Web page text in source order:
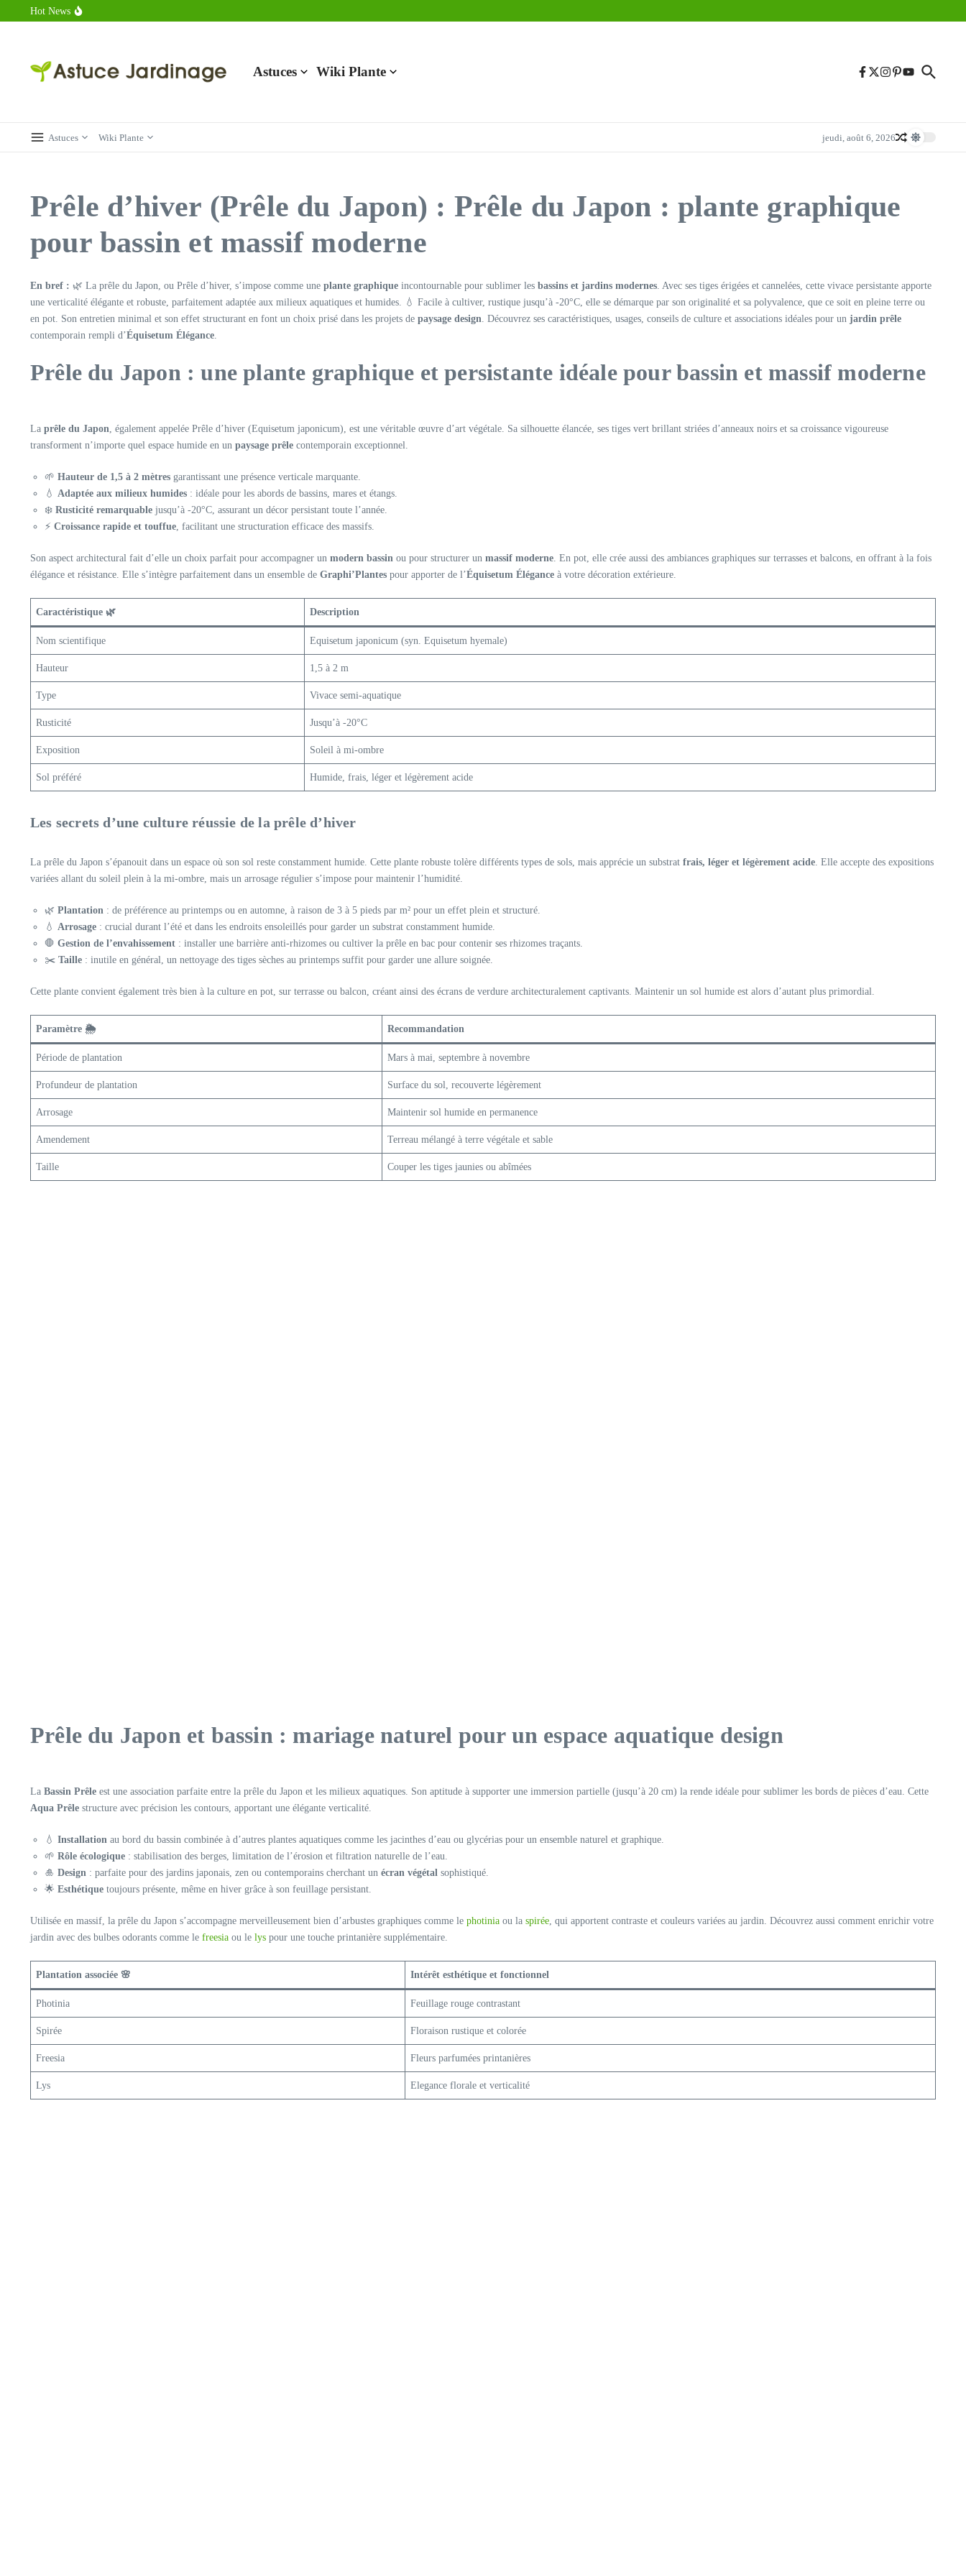
Aller au contenu
Hot News
Combien de calories dans un croque monsieur en 2025 ?
Astuces Wiki Plante
Astuces Wiki Plante jeudi, août 6, 2026
Prêle d’hiver (Prêle du Japon) : Prêle du Japon : plante graphique
pour bassin et massif moderne
En bref : 🌿 La prêle du Japon, ou Prêle d’hiver, s’impose comme une plante graphique incontournable pour sublimer les bassins et jardins modernes. Avec ses tiges érigées et cannelées, cette vivace persistante apporte
une verticalité élégante et robuste, parfaitement adaptée aux milieux aquatiques et humides. 💧 Facile à cultiver, rustique jusqu’à -20°C, elle se démarque par son originalité et sa polyvalence, que ce soit en pleine terre ou
en pot. Son entretien minimal et son effet structurant en font un choix prisé dans les projets de paysage design. Découvrez ses caractéristiques, usages, conseils de culture et associations idéales pour un jardin prêle
contemporain rempli d’Équisetum Élégance.
Prêle du Japon : une plante graphique et persistante idéale pour bassin et massif moderne
La prêle du Japon, également appelée Prêle d’hiver (Equisetum japonicum), est une véritable œuvre d’art végétale. Sa silhouette élancée, ses tiges vert brillant striées d’anneaux noirs et sa croissance vigoureuse
transforment n’importe quel espace humide en un paysage prêle contemporain exceptionnel.
🌱 Hauteur de 1,5 à 2 mètres garantissant une présence verticale marquante.
💧 Adaptée aux milieux humides : idéale pour les abords de bassins, mares et étangs.
❄️ Rusticité remarquable jusqu’à -20°C, assurant un décor persistant toute l’année.
⚡ Croissance rapide et touffue, facilitant une structuration efficace des massifs.
Son aspect architectural fait d’elle un choix parfait pour accompagner un modern bassin ou pour structurer un massif moderne. En pot, elle crée aussi des ambiances graphiques sur terrasses et balcons, en offrant à la fois
élégance et résistance. Elle s’intègre parfaitement dans un ensemble de Graphi’Plantes pour apporter de l’Équisetum Élégance à votre décoration extérieure.
Caractéristique 🌿 Description
Nom scientifique Equisetum japonicum (syn. Equisetum hyemale)
Hauteur 1,5 à 2 m
Type Vivace semi-aquatique
Rusticité Jusqu’à -20°C
Exposition Soleil à mi-ombre
Sol préféré Humide, frais, léger et légèrement acide
Les secrets d’une culture réussie de la prêle d’hiver
La prêle du Japon s’épanouit dans un espace où son sol reste constamment humide. Cette plante robuste tolère différents types de sols, mais apprécie un substrat frais, léger et légèrement acide. Elle accepte des expositions
variées allant du soleil plein à la mi-ombre, mais un arrosage régulier s’impose pour maintenir l’humidité.
🌿 Plantation : de préférence au printemps ou en automne, à raison de 3 à 5 pieds par m² pour un effet plein et structuré.
💧 Arrosage : crucial durant l’été et dans les endroits ensoleillés pour garder un substrat constamment humide.
🛑 Gestion de l’envahissement : installer une barrière anti-rhizomes ou cultiver la prêle en bac pour contenir ses rhizomes traçants.
✂️ Taille : inutile en général, un nettoyage des tiges sèches au printemps suffit pour garder une allure soignée.
Cette plante convient également très bien à la culture en pot, sur terrasse ou balcon, créant ainsi des écrans de verdure architecturalement captivants. Maintenir un sol humide est alors d’autant plus primordial.
Paramètre 🌦️ Recommandation
Période de plantation Mars à mai, septembre à novembre
Profundeur de plantation Surface du sol, recouverte légèrement
Arrosage Maintenir sol humide en permanence
Amendement Terreau mélangé à terre végétale et sable
Taille Couper les tiges jaunies ou abîmées
Prêle du Japon et bassin : mariage naturel pour un espace aquatique design
La Bassin Prêle est une association parfaite entre la prêle du Japon et les milieux aquatiques. Son aptitude à supporter une immersion partielle (jusqu’à 20 cm) la rende idéale pour sublimer les bords de pièces d’eau. Cette
Aqua Prêle structure avec précision les contours, apportant une élégante verticalité.
💧 Installation au bord du bassin combinée à d’autres plantes aquatiques comme les jacinthes d’eau ou glycérias pour un ensemble naturel et graphique.
🌱 Rôle écologique : stabilisation des berges, limitation de l’érosion et filtration naturelle de l’eau.
🎍 Design : parfaite pour des jardins japonais, zen ou contemporains cherchant un écran végétal sophistiqué.
🌟 Esthétique toujours présente, même en hiver grâce à son feuillage persistant.
Utilisée en massif, la prêle du Japon s’accompagne merveilleusement bien d’arbustes graphiques comme le photinia ou la spirée , qui apportent contraste et couleurs variées au jardin. Découvrez aussi comment enrichir votre
jardin avec des bulbes odorants comme le freesia ou le lys pour une touche printanière supplémentaire.
Plantation associée 🌸 Intérêt esthétique et fonctionnel
Photinia Feuillage rouge contrastant
Spirée Floraison rustique et colorée
Freesia Fleurs parfumées printanières
Lys Elegance florale et verticalité